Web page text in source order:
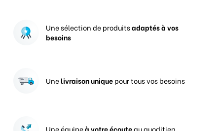
Une sélection de produitsadaptés à vos
besoins
Unelivraison uniquepour tous vos besoins
Une équipeà votre écouteau quoditien